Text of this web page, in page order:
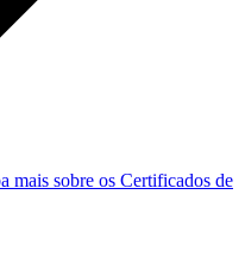
mais sobre os Certificados de